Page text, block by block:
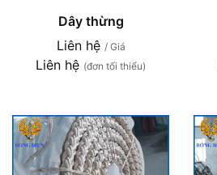
Dây thừng
Liên hệ / Giá
Liên hệ (đơn tối thiểu)